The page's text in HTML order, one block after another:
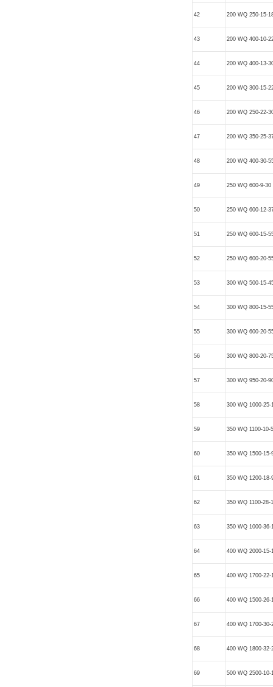
42 200 WQ 250-15-
43 200 WQ 400-10-
44 200 WQ 400-13-
45 200 WQ 300-15-
46 200 WQ 250-22-
47 200 WQ 350-25-
48 200 WQ 400-30-
49 250 WQ 600-9-30
50 250 WQ 600-12-
51 250 WQ 600-15-
52 250 WQ 600-20-
53 300 WQ 500-15-
54 300 WQ 800-15-
55 300 WQ 600-20-
56 300 WQ 800-20-
57 300 WQ 950-20-
58 300 WQ 1000-25-
59 350 WQ 1100-10-
60 350 WQ 1500-15-
61 350 WQ 1200-18-
62 350 WQ 1100-28-
63 350 WQ 1000-36-
64 400 WQ 2000-15-
65 400 WQ 1700-22-
66 400 WQ 1500-26-
67 400 WQ 1700-30-
68 400 WQ 1800-32-
69 500 WQ 2500-10-